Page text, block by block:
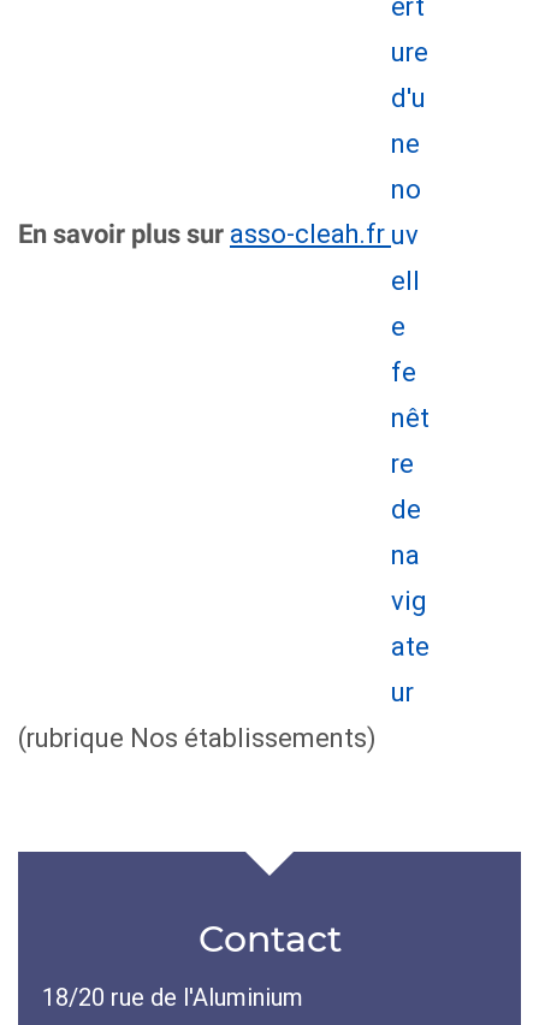
En savoir plus sur asso-cleah.fr
(rubrique Nos établissements)
Contact
18/20 rue de l'Aluminium